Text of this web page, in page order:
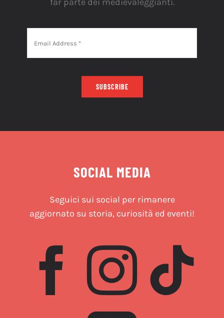
SUBSCRIBE
SOCIAL MEDIA
Seguici sui social per rimanere
aggiornato su storia, curiosità ed eventi!